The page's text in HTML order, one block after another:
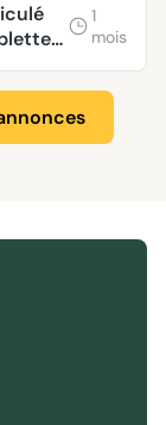
1
mois